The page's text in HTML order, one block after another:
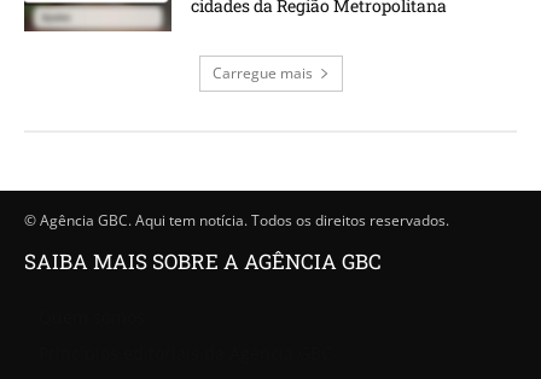
cidades da Região Metropolitana
Carregue mais
© Agência GBC. Aqui tem notícia. Todos os direitos reservados.
SAIBA MAIS SOBRE A AGÊNCIA GBC